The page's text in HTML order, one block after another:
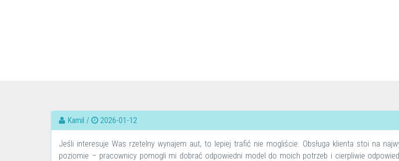
Kamil / 2026-01-12
Jeśli interesuje Was rzetelny wynajem aut, to lepiej trafić nie mogliście. Obsługa klienta stoi na
poziomie – pracownicy pomogli mi dobrać odpowiedni model do moich potrzeb i cierpliwie